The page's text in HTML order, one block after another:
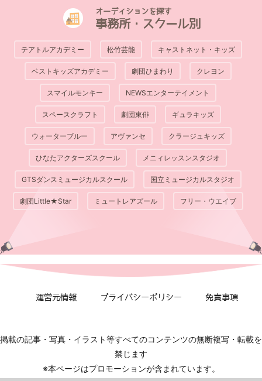
オーディションを探す
事務所・スクール別
テアトルアカデミー 松竹芸能 キャストネット・キッズ
ベストキッズアカデミー 劇団ひまわり クレヨン
スマイルモンキー NEWSエンターテイメント
スペースクラフト 劇団東俳 ギュラキッズ
ウォーターブルー アヴァンセ クラージュキッズ
ひなたアクターズスクール メニィレッスンスタジオ
GTSダンスミュージカルスクール 国立ミュージカルスタジオ
劇団Little★Star ミュートレアズール フリー・ウエイブ
運営元情報 プライバシーポリシー 免責事項
掲載の記事・写真・イラスト等すべてのコンテンツの無断複写・転載を
禁じます
※本ページはプロモーションが含まれています。